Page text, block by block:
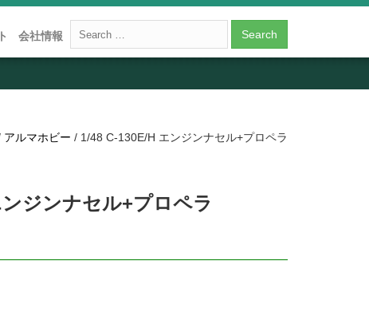
会社情報
アルマホビー / 1/48 C-130E/H エンジンナセル+プロペラ
ジンナセル+プロペラ